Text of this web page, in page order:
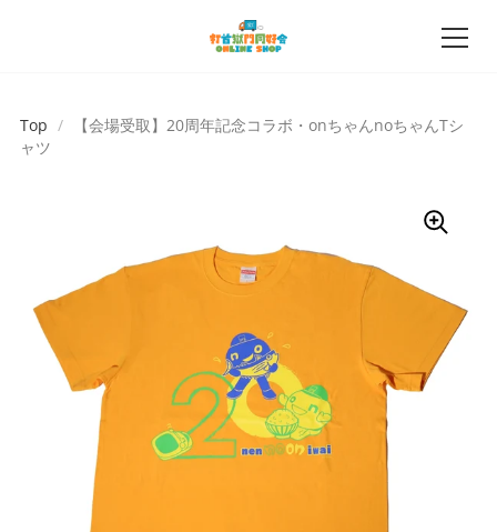
Top /
【会場受取】20周年記念コラボ・onちゃんnoちゃんTシ
ャツ